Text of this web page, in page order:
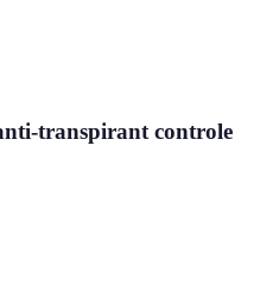
transpirant controle